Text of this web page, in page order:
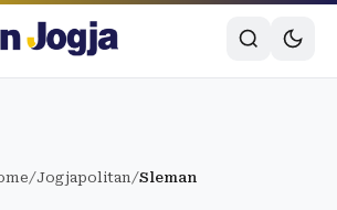
/Jogjapolitan/Sleman